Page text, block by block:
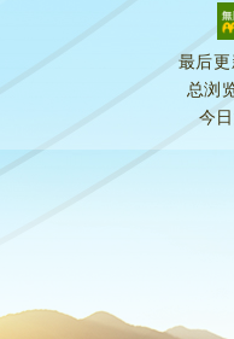
最后
总浏
今